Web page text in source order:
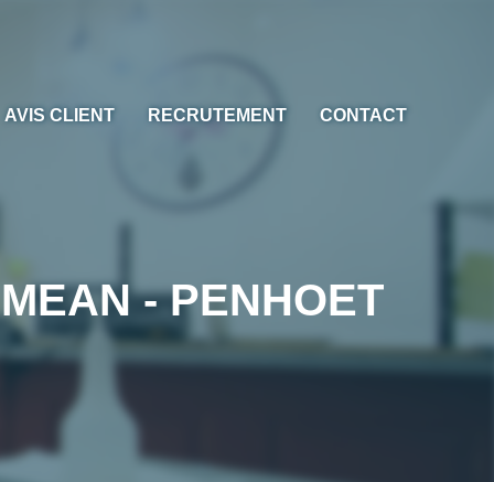
AVIS CLIENT RECRUTEMENT CONTACT
- PENHOET